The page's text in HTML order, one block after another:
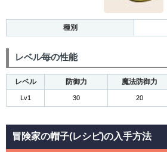
種別
レベル毎の性能
レベル 防御力 魔法防御力
Lv1 30 20
冒険家の帽子(レシピ)の入手方法